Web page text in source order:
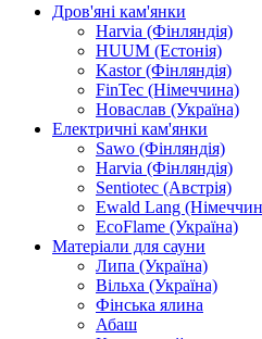
Дров'яні кам'янки
Harvia (Фінляндія)
HUUM (Естонія)
Kastor (Фінляндія)
FinTec (Німеччина)
Новаслав (Україна)
Електричні кам'янки
Sawo (Фінляндія)
Harvia (Фінляндія)
Sentiotec (Австрія)
Ewald Lang
EcoFlame (Україна)
Матеріали для сауни
Липа (Україна)
Вільха (Україна)
Фінська ялина
Абаш